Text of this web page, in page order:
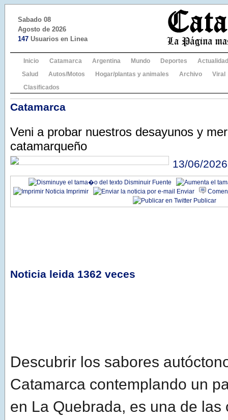
Sabado 08
Agosto de 2026
147 Usuarios en Linea
Inicio Catamarca Argentina Mundo Deportes
Actualidad
Salud
Autos/Motos Hogar/plantas y animales Archivo
Viral
Clasificados
Catamarca
Veni a probar nuestros desayunos y
catamarqueño
13/06/2026
Disminuir Fuente
Imprimir
Enviar
Publicar
Noticia leida 1362 veces
Descubrir los sabores
Catamarca contemplando un
en La Quebrada, es una de las